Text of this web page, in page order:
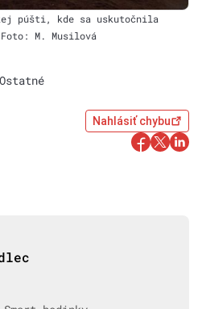
púšti, kde sa uskutočnila
M. Musilová
Ostatné
Nahlásiť chybu